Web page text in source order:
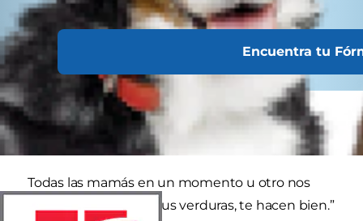
Encuentra tu
Beneficios de la soya en el alimento de tu
mascota
Todas las mamás en un momento u otro nos
aconsejaron, “Come tus verduras, te hacen bien.”